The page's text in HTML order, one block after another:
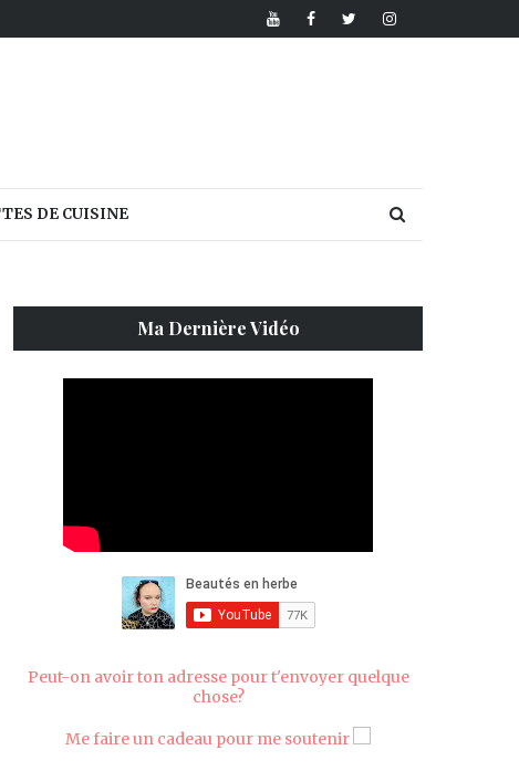
DE CUISINE
Ma Dernière Vidéo
Peut-on avoir ton adresse pour t'envoyer quelque
chose?
Me faire un cadeau pour me soutenir